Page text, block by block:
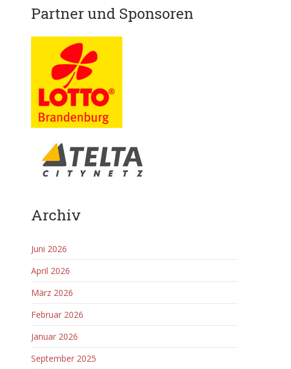
Partner und Sponsoren
Archiv
Juni 2026
April 2026
März 2026
Februar 2026
Januar 2026
September 2025